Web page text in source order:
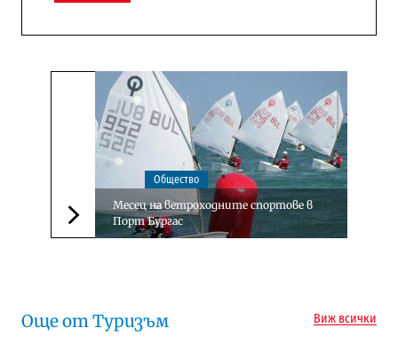
Следваща новина
Общество
Месец на ветроходните спортове в
Порт Бургас
Още от Туризъм Виж всички